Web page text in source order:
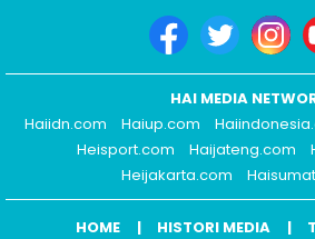
HAI MEDIA
Haiidn.com
Haiup.com
Heisport.com
Haijateng.com
Heijakarta.com
HOME HISTORI MEDIA